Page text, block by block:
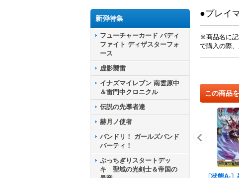
新弾特集
フューチャーカード バディ
ファイト ディザスターフォ
ース
虚影襲雷
イナズマイレブン 南雲原中
＆雷門中クロニクル
伝説の先導者達
赫月ノ使者
バンドリ！ ガールズバンド
パーティ！
ぶっちぎりスタートデッ
キ 聖域の光剣士＆帝国の
●プレイ
※商品名に記
で購入の際
この商品
〔状態A-